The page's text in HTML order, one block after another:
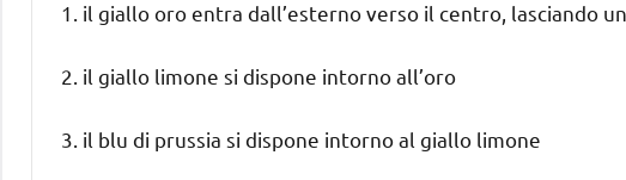
1. il giallo oro entra dall’esterno verso il centro, lasciando
2. il giallo limone si dispone intorno all’oro
3. il blu di prussia si dispone intorno al giallo limone